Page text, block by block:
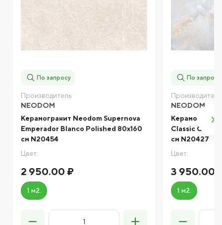
По запросу
Производитель:
NEODOM
Керамогранит Neodom Supernova
Emperador Blanco Polished 80x160
см N20454
Цвет:
2 950.00 ₽
1 м2.
По запросу
NEODOM
Classic Onix
см N20427
Цвет:
3 950.00
1 м2.